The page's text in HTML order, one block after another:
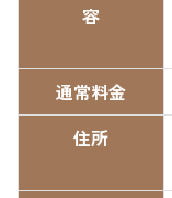
容
通常料金
住所